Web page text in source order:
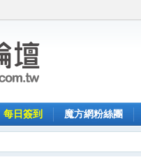
每日簽到 魔方網粉絲團